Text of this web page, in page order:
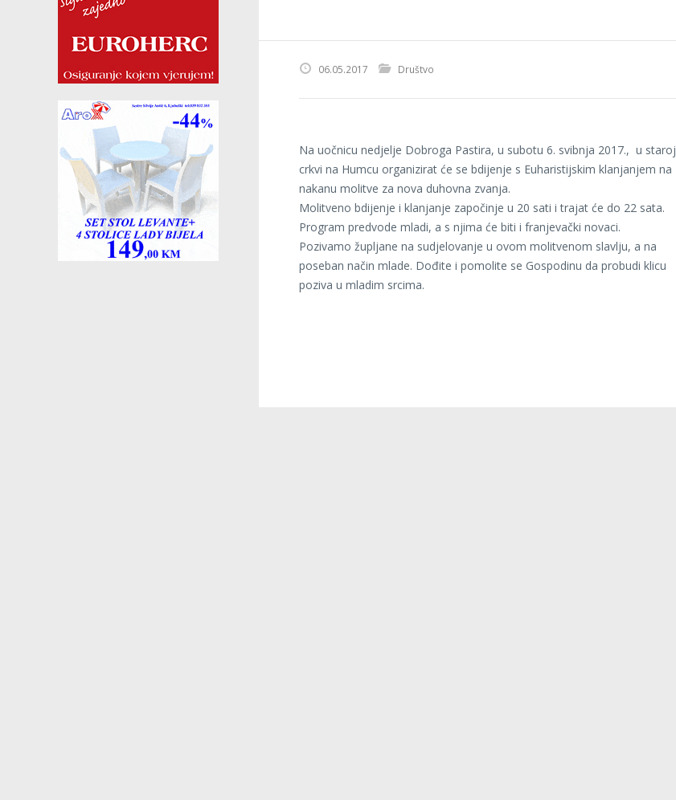
06.05.2017 Društvo
Na uočnicu nedjelje Dobroga Pastira, u subotu 6. svibnja 2017., u staroj
crkvi na Humcu organizirat će se bdijenje s Euharistijskim klanjanjem na
nakanu molitve za nova duhovna zvanja.
Molitveno bdijenje i klanjanje započinje u 20 sati i trajat će do 22 sata.
Program predvode mladi, a s njima će biti i franjevački novaci.
Pozivamo župljane na sudjelovanje u ovom molitvenom slavlju, a na
poseban način mlade. Dođite i pomolite se Gospodinu da probudi klicu
poziva u mladim srcima.